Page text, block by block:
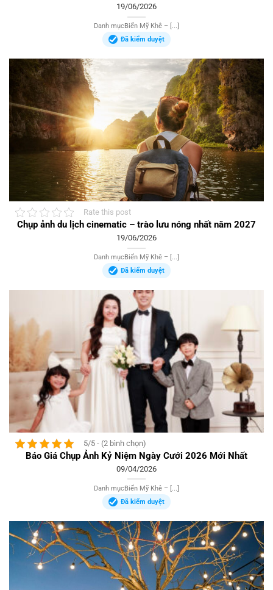
19/06/2026
Danh mụcBiển Mỹ Khê – [...]
Đã kiểm duyệt
Rate this post
Chụp ảnh du lịch cinematic – trào lưu nóng nhất năm 2027
19/06/2026
Danh mụcBiển Mỹ Khê – [...]
Đã kiểm duyệt
5/5 - (2 bình chọn)
Báo Giá Chụp Ảnh Kỷ Niệm Ngày Cưới 2026 Mới Nhất
09/04/2026
Danh mụcBiển Mỹ Khê – [...]
Đã kiểm duyệt